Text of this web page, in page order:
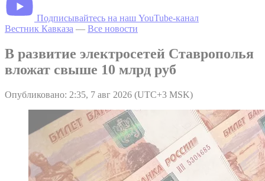
Подписывайтесь на наш YouTube-канал
Вестник Кавказа — Все новости
В развитие электросетей Ставрополья
вложат свыше 10 млрд руб
Опубликовано: 2:35, 7 авг 2026 (UTC+3 MSK)